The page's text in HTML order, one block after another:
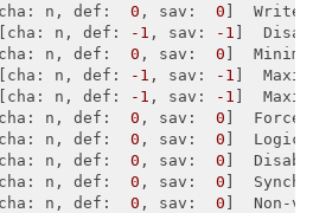
n,
def : 0 , sav : 0 ]  Write
n,
def : -1 , sav : -1 ]
n,
def : 0 , sav : 0 ]
n,
def : -1 , sav : -1 ]
n,
def : -1 , sav : -1 ]
n,
def : 0 , sav : 0 ]  Force
n,
def : 0 , sav : 0 ]
n,
def : 0 , sav : 0 ]
n,
def : 0 , sav : 0 ]
n,
def : 0 , sav : 0 ]  Non-